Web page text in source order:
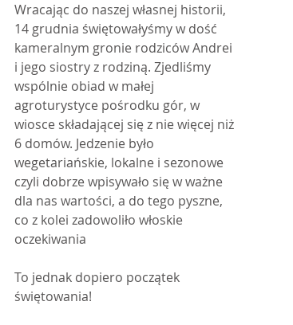
Wracając do naszej własnej historii,
14 grudnia świętowałyśmy w dość
kameralnym gronie rodziców Andrei
i jego siostry z rodziną. Zjedliśmy
wspólnie obiad w małej
agroturystyce pośrodku gór, w
wiosce składającej się z nie więcej niż
6 domów. Jedzenie było
wegetariańskie, lokalne i sezonowe
czyli dobrze wpisywało się w ważne
dla nas wartości, a do tego pyszne,
co z kolei zadowoliło włoskie
oczekiwania
To jednak dopiero początek
świętowania!